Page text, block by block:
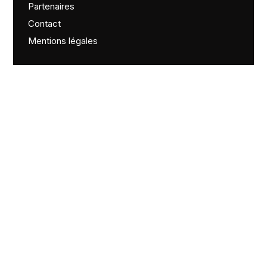
Partenaires
Contact
Mentions légales